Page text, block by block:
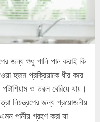
জন্য শুধু পানি পান করাই কি
হজম প্রক্রিয়াকে ধীর করে
ও তরল বেরিয়ে যায়।
নিয়ন্ত্রণের জন্য প্রয়োজনীয়
পানীয় গ্রহণ করা যা